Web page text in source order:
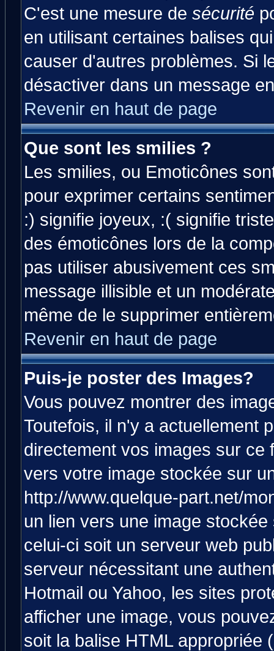
C'est une mesure de sécurité
en utilisant certaines balises
causer d'autres problèmes. Si
désactiver dans un message
Revenir en haut de page
Que sont les smilies ?
Les smilies, ou Emoticônes
pour exprimer certains
:) signifie joyeux, :( signifie
des émoticônes lors de la
pas utiliser abusivement ces
message illisible et un
même de le supprimer
Revenir en haut de page
Puis-je poster des Images?
Vous pouvez montrer des
Toutefois, il n'y a actuellement
directement vos images sur ce
vers votre image stockée sur
http://www.quelque-part.net/
un lien vers une image
celui-ci soit un serveur web
serveur nécessitant une
Hotmail ou Yahoo, les sites
afficher une image, vous
soit la balise HTML appropriée